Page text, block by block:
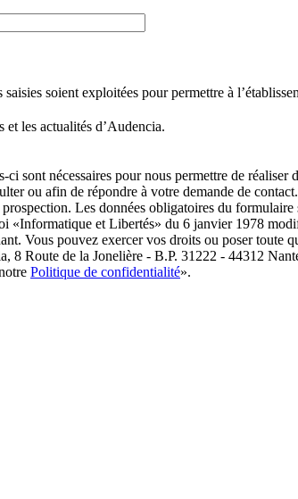
soient exploitées pour permettre à
et les actualités d’Audencia.
sont nécessaires pour nous permettre de
ou afin de répondre à votre demande de
Les données obligatoires du
«Informatique et Libertés» du 6 janvier 1978
Vous pouvez exercer vos droits ou poser toute
8 Route de la Jonelière - B.P. 31222 - 44312
Politique de confidentialité».